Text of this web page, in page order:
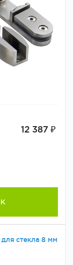
12 387 ₽
стекла 8 мм